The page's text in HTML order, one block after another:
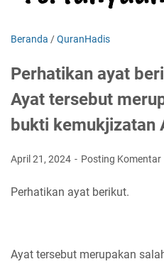
Beranda /QuranHadis
Perhatikan ayat
Ayat tersebut
bukti kemukjizatan
April 21, 2024 Posting Komentar
Perhatikan ayat berikut.
Ayat tersebut merupakan